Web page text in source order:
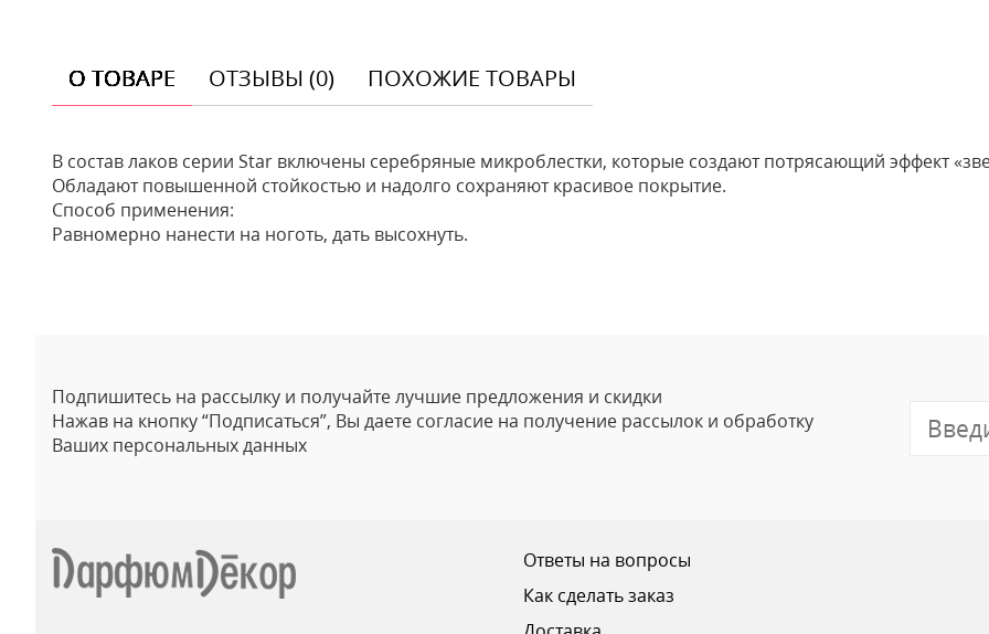
О ТОВАРЕ ОТЗЫВЫ (0) ПОХОЖИЕ ТОВАРЫ
В состав лаков серии Star включены серебряные микроблестки, которые создают потрясающий эффект
Обладают повышенной стойкостью и надолго сохраняют красивое покрытие.
Способ применения:
Равномерно нанести на ноготь, дать высохнуть.
Подпишитесь на рассылку и получайте лучшие предложения и скидки
Нажав на кнопку “Подписаться”, Вы даете согласие на получение рассылок и обработку
Ваших персональных данных
Ответы на вопросы
Как сделать заказ